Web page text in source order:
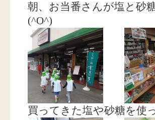
朝、お当番さんが塩と砂
(^O^)
買ってきた塩や砂糖を使